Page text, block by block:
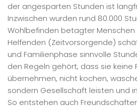
der angesparten Stunden ist
Inzwischen wurden rund 80.000
Wohlbefinden betagter Menschen
Helfenden (Zeitvorsorgende)
und Familienphase sinnvolle
den Regeln gehört, dass sie keine
übernehmen, nicht kochen,
sondern Gesellschaft leisten und
So entstehen auch